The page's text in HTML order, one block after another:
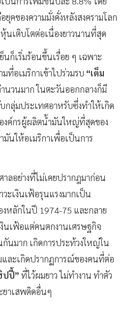
คของความมั่งคั่งหลังสงครามโลก
นเติบโตต่อเนื่องยาวนานที่สุด
นก็เริ่มร้อนขึ้นเรื่อย ๆ เฉพาะ
มที่อเมริกาเข้าไปร่วมรบ “เต็ม
นวนมาก ในตะวันออกกลางก็มี
บกลุ่มประเทศอาหรับซึ่งทำให้เกิด
งค์กรผู้ผลิตน้ำมันใหญ่ที่สุดของ
มันให้อเมริกาเพื่อเป็นการ
ลอย่างที่ไม่เคยปรากฎมาก่อน
ะเงินเฟ้อรุนแรงมากเป็น
หลักในปี 1974-75 และกลาย
นเฟ้อแต่คนตกงานเศรษฐกิจ
นมาก เกิดการประท้วงใหญ่ใน
และเกิดปรากฏการณ์ของคนที่ต่อ
ปปี้” ที่ไว้ผมยาว ไม่ทำงาน ทำตัว
าเสพติดอื่นๆ